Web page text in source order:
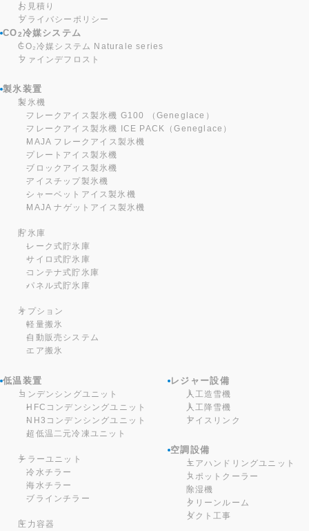
お見積り
プライバシーポリシー
CO2冷媒システム
CO₂冷媒システム Naturale series
ファインデフロスト
製氷装置
製氷機
フレークアイス製氷機 G100 （Geneglace）
フレークアイス製氷機 ICE PACK（Geneglace）
MAJA フレークアイス製氷機
プレートアイス製氷機
ブロックアイス製氷機
アイスチップ製氷機
シャーベットアイス製氷機
MAJA ナゲットアイス製氷機
貯氷庫
レーク式貯氷庫
サイロ式貯氷庫
コンテナ式貯氷庫
パネル式貯氷庫
オプション
軽量搬氷
自動販売システム
エア搬氷
低温装置
コンデンシングユニット
HFCコンデンシングユニット
NH3コンデンシングユニット
超低温二元冷凍ユニット
チラーユニット
冷水チラー
海水チラー
ブラインチラー
圧力容器
レジャー設備
人工造雪機
人工降雪機
アイスリンク
空調設備
エアハンドリングユニット
スポットクーラー
除湿機
クリーンルーム
ダクト工事